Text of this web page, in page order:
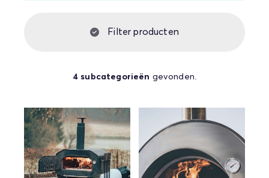
Filter producten
4 subcategorieën gevonden.